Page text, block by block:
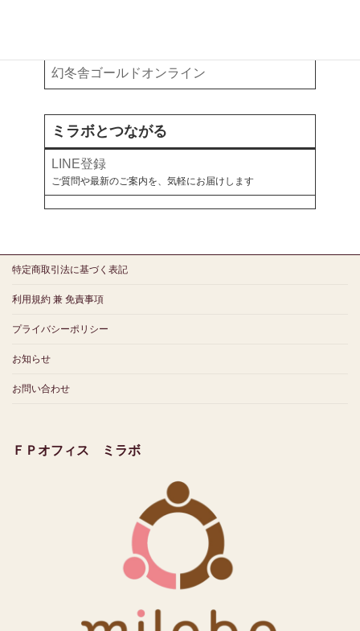
幻冬舎ゴールドオンライン
ミラボとつながる
LINE登録
ご質問や最新のご案内を、気軽にお届けします
特定商取引法に基づく表記
利用規約 兼 免責事項
プライバシーポリシー
お知らせ
お問い合わせ
ＦＰオフィス ミラボ